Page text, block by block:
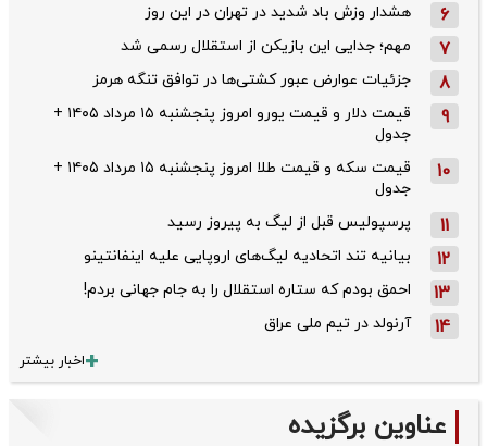
6 هشدار وزش باد شدید در تهران در این روز
7 مهم؛ جدایی این بازیکن از استقلال رسمی شد
8 جزئیات عوارض عبور کشتی‌ها در توافق تنگه هرمز
9
قیمت دلار و قیمت یورو امروز پنجشنبه ۱۵ مرداد ۱۴۰۵ +
جدول
10
قیمت سکه و قیمت طلا امروز پنجشنبه ۱۵ مرداد ۱۴۰۵ +
جدول
11 پرسپولیس قبل از لیگ به پیروز رسید
12 بیانیه تند اتحادیه لیگ‌های اروپایی علیه اینفانتینو
13 احمق بودم که ستاره استقلال را به جام جهانی بردم!
14 آرنولد در تیم ملی عراق
اخبار بیشتر
عناوین برگزیده